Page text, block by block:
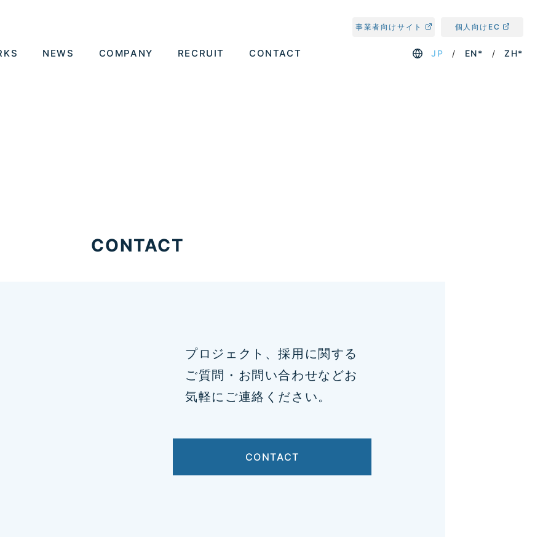
NEWS COMPANY RECRUIT CONTACT
事業者向けサイト 個人向けEC
JP EN* ZH*
CONTACT
プロジェクト、採用に関する
ご質問・お問い合わせなどお
気軽にご連絡ください。
CONTACT